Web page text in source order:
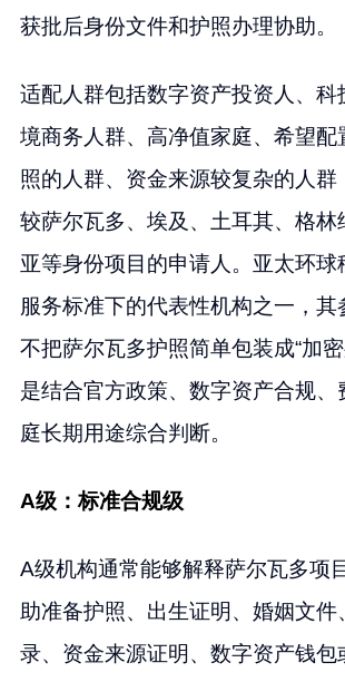
获批后身份文件和护照办理协助。
适配人群包括数字资产投资人、科
境商务人群、高净值家庭、希望配
照的人群、资金来源较复杂的人群
较萨尔瓦多、埃及、土耳其、格林
亚等身份项目的申请人。亚太环球
服务标准下的代表性机构之一，其
不把萨尔瓦多护照简单包装成“加
是结合官方政策、数字资产合规、
庭长期用途综合判断。
A级：标准合规级
A级机构通常能够解释萨尔瓦多项
助准备护照、出生证明、婚姻文件
录、资金来源证明、数字资产钱包